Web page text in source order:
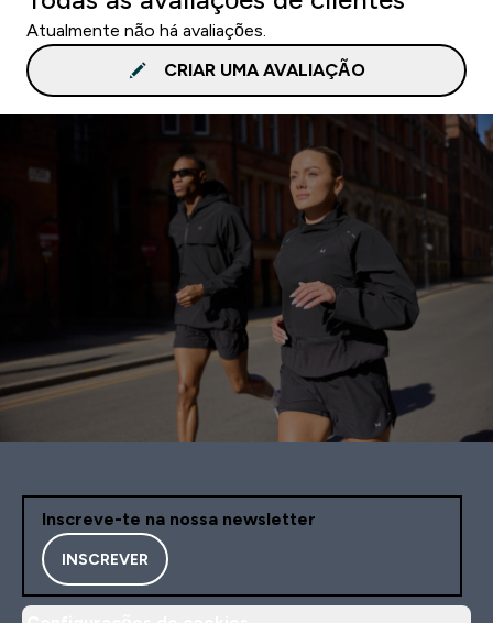
Atualmente não há avaliações.
CRIAR UMA AVALIAÇÃO
Inscreve-te na nossa newsletter
INSCREVER